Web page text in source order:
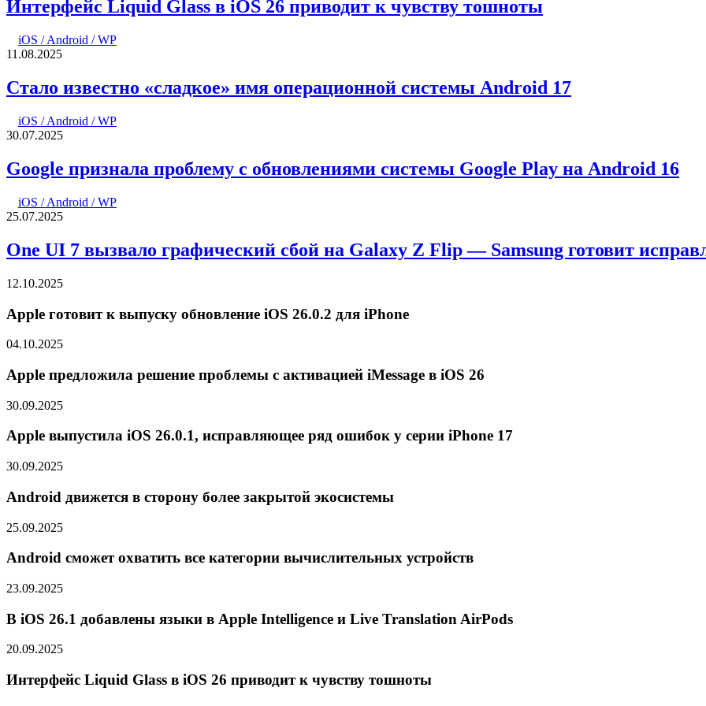
Интерфейс Liquid Glass в iOS 26 приводит к чувству тошноты
iOS / Android / WP
11.08.2025
Стало известно «сладкое» имя операционной системы Android 17
iOS / Android / WP
30.07.2025
Google признала проблему с обновлениями системы Google Play на Android 16
iOS / Android / WP
25.07.2025
One UI 7 вызвало графический сбой на Galaxy Z Flip — Samsung готовит
12.10.2025
Apple готовит к выпуску обновление iOS 26.0.2 для iPhone
04.10.2025
Apple предложила решение проблемы с активацией iMessage в iOS 26
30.09.2025
Apple выпустила iOS 26.0.1, исправляющее ряд ошибок у серии iPhone 17
30.09.2025
Android движется в сторону более закрытой экосистемы
25.09.2025
Android сможет охватить все категории вычислительных устройств
23.09.2025
В iOS 26.1 добавлены языки в Apple Intelligence и Live Translation AirPods
20.09.2025
Интерфейс Liquid Glass в iOS 26 приводит к чувству тошноты